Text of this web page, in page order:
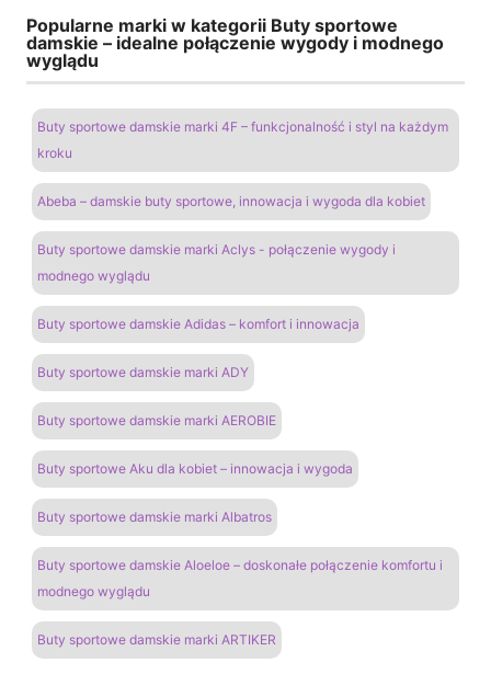
Popularne marki w kategorii Buty sportowe
damskie – idealne połączenie wygody i modnego
wyglądu
Buty sportowe damskie marki 4F – funkcjonalność i styl na każdym
kroku
Abeba – damskie buty sportowe, innowacja i wygoda dla kobiet
Buty sportowe damskie marki Aclys - połączenie wygody i
modnego wyglądu
Buty sportowe damskie Adidas – komfort i innowacja
Buty sportowe damskie marki ADY
Buty sportowe damskie marki AEROBIE
Buty sportowe Aku dla kobiet – innowacja i wygoda
Buty sportowe damskie marki Albatros
Buty sportowe damskie Aloeloe – doskonałe połączenie komfortu i
modnego wyglądu
Buty sportowe damskie marki ARTIKER